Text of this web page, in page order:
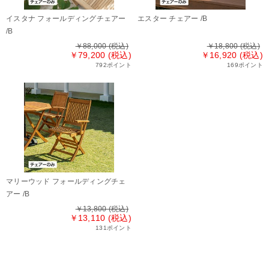
イスタナ フォールディングチェアー
/B
￥88,000(税込)
￥79,200 (税込)
792ポイント
エスター チェアー /B
￥18,800(税込)
￥16,920 (税込)
169ポイント
マリーウッド フォールディングチェ
アー /B
￥13,800(税込)
￥13,110 (税込)
131ポイント